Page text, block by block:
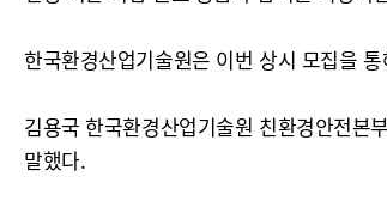
한국환경산업기술원은 이번 상시 모집을
김용국 한국환경산업기술원 친환경안전본
말했다.